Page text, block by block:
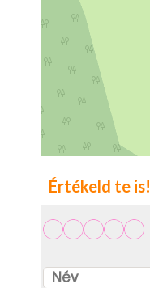
Értékeld te is!